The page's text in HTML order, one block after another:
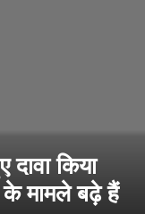
किया
के मामले बढ़े हैं